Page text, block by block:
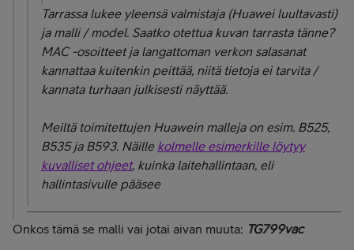
Tarrassa lukee yleensä valmistaja (Huawei luultavasti)
ja malli / model. Saatko otettua kuvan tarrasta tänne?
MAC -osoitteet ja langattoman verkon salasanat
kannattaa kuitenkin peittää, niitä tietoja ei tarvita /
kannata turhaan julkisesti näyttää.
Meiltä toimitettujen Huawein malleja on esim. B525,
B535 ja B593. Näille kolmelle esimerkille löytyy
kuvalliset ohjeet, kuinka laitehallintaan, eli
hallintasivulle pääsee
Onkos tämä se malli vai jotai aivan muuta: TG799vac